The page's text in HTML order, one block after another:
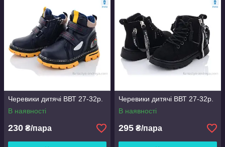
Черевики дитячі ВВТ 27-32р.
В наявності
230 ₴/пара
Черевики дитячі ВВТ 27-32р.
В наявності
295 ₴/пара